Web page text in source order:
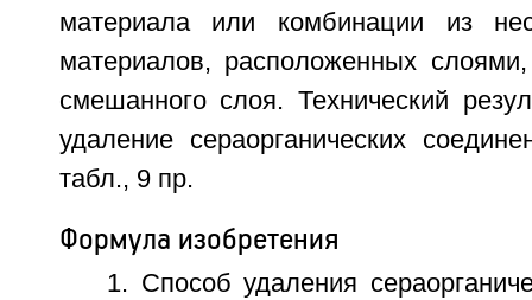
материала или комбинации из
материалов, расположенных
смешанного слоя. Технический
удаление сераорганических
табл., 9 пр.
Формула изобретения
1. Способ удаления